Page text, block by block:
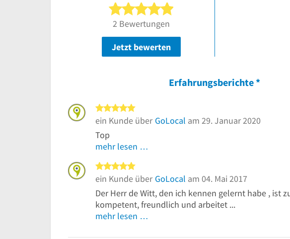
5 von 5 Sternen
2 Bewertungen
Jetzt bewerten
Erfahrungsberichte *
ein Kunde über GoLocal am 29. Januar 2020
Top
mehr lesen …
ein Kunde über GoLocal am 04. Mai 2017
Der Herr de Witt, den ich kennen gelernt habe , ist
kompetent, freundlich und arbeitet ...
mehr lesen …